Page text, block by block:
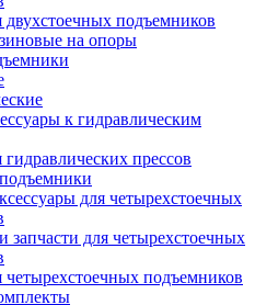
двухстоечных подъемников
на опоры
к гидравлическим
гидравлических прессов
для четырехстоечных
запчасти для четырехстоечных
четырехстоечных подъемников